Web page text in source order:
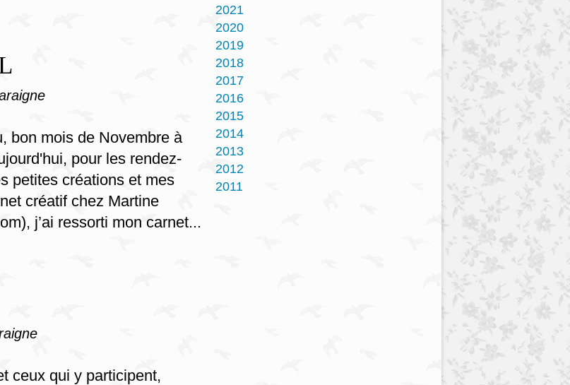
bon mois de Novembre à
pour les rendez-
petites créations et mes
créatif chez Martine
j’ai ressorti mon carnet...
ceux qui y participent,
2021
2020
2019
2018
2017
2016
2015
2014
2013
2012
2011